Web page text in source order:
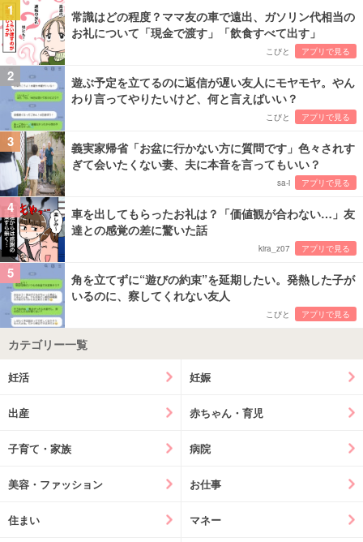
1
常識はどの程度？ママ友の車で遠出、ガソリン代相当の
お礼について「現金で渡す」「飲食すべて出す」
こびと アプリで見る
2
遊ぶ予定を立てるのに返信が遅い友人にモヤモヤ。やん
わり言ってやりたいけど、何と言えばいい？
こびと アプリで見る
3
義実家帰省「お盆に行かない方に質問です」色々されす
ぎて会いたくない妻、夫に本音を言ってもいい？
sa-i アプリで見る
4
車を出してもらったお礼は？「価値観が合わない…」友
達との感覚の差に驚いた話
kira_z07 アプリで見る
5
角を立てずに“遊びの約束”を延期したい。発熱した子が
いるのに、察してくれない友人
こびと アプリで見る
カテゴリー一覧
妊活 妊娠
出産 赤ちゃん・育児
子育て・家族 病院
美容・ファッション お仕事
住まい マネー